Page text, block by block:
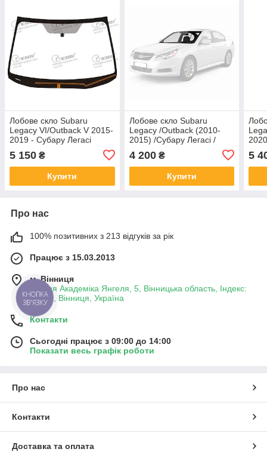
Лобове скло Subaru
Legacy VI/Outback V 2015-
2019 - Субару Легасі
5 150 ₴
Купити
Лобове скло Subaru
Legacy /Outback (2010-
2015) /Субару Легасі /
Аутбек з датчиком дощу
4 200₴
Купити
5
Про нас
100% позитивних з 213 відгуків за рік
Працює з 15.03.2013
м. Вінниця
вулиця Академіка Янгеля, 5, Вінницька область, Індекс:
21001, Вінниця, Україна
Контакти
Сьогодні працює з 09:00 до 14:00
Показати весь графік роботи
Про нас
Контакти
Доставка та оплата
КНОПКА
ЗВ'ЯЗКУ